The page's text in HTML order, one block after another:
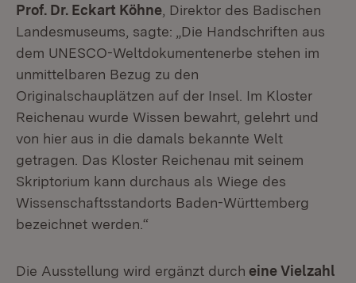
Prof. Dr. Eckart Köhne , Direktor des Badischen
Landesmuseums, sagte: „Die Handschriften aus
dem UNESCO-Weltdokumentenerbe stehen im
unmittelbaren Bezug zu den
Originalschauplätzen auf der Insel. Im Kloster
Reichenau wurde Wissen bewahrt, gelehrt und
von hier aus in die damals bekannte Welt
getragen. Das Kloster Reichenau mit seinem
Skriptorium kann durchaus als Wiege des
Wissenschaftsstandorts Baden-Württemberg
bezeichnet werden.“
Die Ausstellung wird ergänzt durch eine Vielzahl